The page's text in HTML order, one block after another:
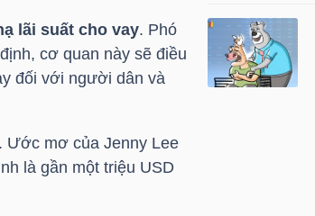
lãi suất cho vay. Phó
cơ quan này sẽ điều
đối với người dân và
. Ước mơ của Jenny Lee
là gần một triệu USD